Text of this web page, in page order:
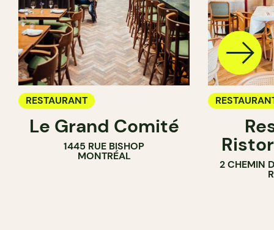
RESTAURANT
Le Grand Comité
1445 RUE BISHOP
MONTRÉAL
2 CHEMIN